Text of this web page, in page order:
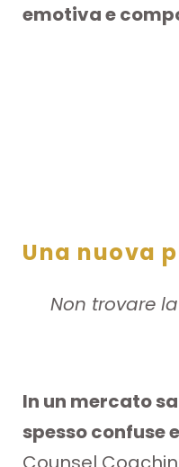
emotiva e
Una nuova
Non trovare
In un mercato
spesso confuse